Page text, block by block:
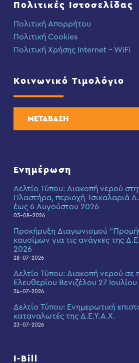
Πολιτικές Ιστοσελίδας
Πολιτική Απορρήτου
Πολιτική Cookies
Πολιτική Χρήσης Internet – WiFi
Κοινωνικό Τιμολόγιο
ΜΕΤΑΒΑΣΗ
Ενημέρωση
Δελτίο Τύπου: Διακοπή νερού
Πλαστήρα, περιοχή Τσικαλαριά
έως 6 Αυγούστου 2026
03-08-2026
Προκήρυξη Διαγωνισμού
καυσίμων για τις ανάγκες της
2026
28-07-2026
Δελτίο Τύπου: Διακοπή νερού σε
Ελευθερίου Βενιζέλου 27
24-07-2026
Δελτίο Τύπου: Eνημερωτική
καταναλωτές της Δ.Ε.Υ.Α.Χ.
23-07-2026
I-Bill